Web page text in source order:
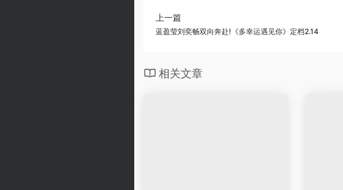
上一篇
蓝盈莹刘奕畅双向奔赴!《多幸运遇见你》定档2.14
相关文章